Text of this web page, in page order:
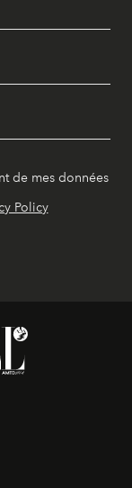
de mes données
Policy